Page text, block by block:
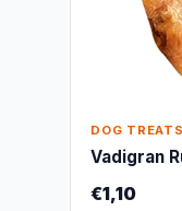
DOG TREATS
Vadigran
€1,10